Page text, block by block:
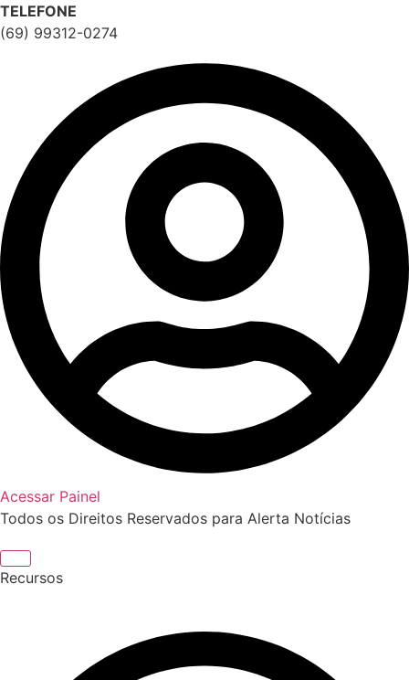
TELEFONE
(69) 99312-0274
Acessar Painel
Todos os Direitos Reservados para Alerta Notícias
Recursos